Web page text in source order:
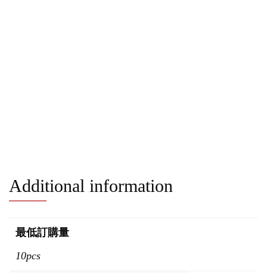
Additional information
最低訂購量
10pcs